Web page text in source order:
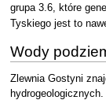
grupa 3.6, które
Tyskiego jest to
Wody
Zlewnia Gostyni